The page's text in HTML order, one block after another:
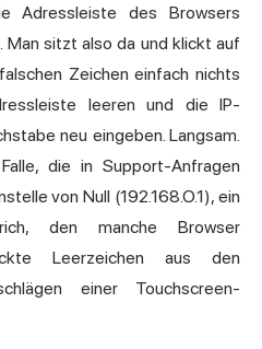
Adressleiste des Browsers
sitzt also da und klickt auf
Zeichen einfach nichts
leeren und die IP-
neu eingeben. Langsam.
die in Support-Anfragen
von Null (192.168.O.1), ein
den manche Browser
Leerzeichen aus den
einer Touchscreen-